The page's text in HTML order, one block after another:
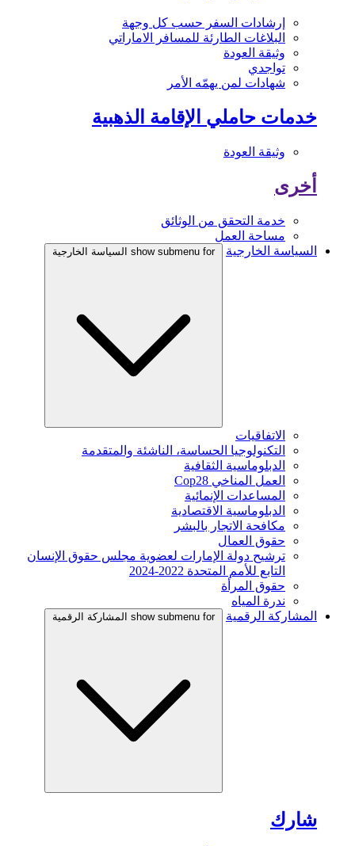
إرشادات السفر حسب كل وجهة
البلاغات الطارئة للمسافر الاماراتي
وثيقة العودة
تواجدي
شهادات لمن يهمّه الأمر
خدمات حاملي الإقامة الذهبية
وثيقة العودة
أخرى
خدمة التحقق من الوثائق
مساحة العمل
السياسة الخارجية
show submenu for السياسة الخارجية
الاتفاقيات
التكنولوجيا الحساسة، الناشئة والمتقدمة
الدبلوماسية الثقافية
العمل المناخي Cop28
المساعدات الإنمائية
الدبلوماسية الاقتصادية
مكافحة الاتجار بالبشر
حقوق العمال
ترشيح دولة الإمارات لعضوية مجلس حقوق الإنسان
التابع للأمم المتحدة 2022-2024
حقوق المرأة
ندرة المياه
المشاركة الرقمية
show submenu for المشاركة الرقمية
شارك